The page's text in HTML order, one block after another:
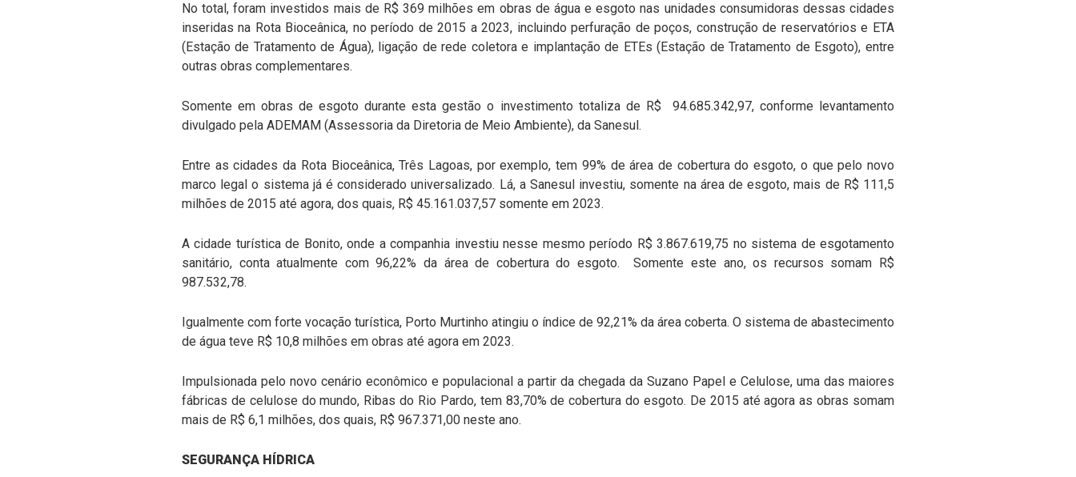
No total, foram investidos mais de R$ 369 milhões em obras de água e esgoto nas unidades consumidoras dessas cidades
inseridas na Rota Bioceânica, no período de 2015 a 2023, incluindo perfuração de poços, construção de reservatórios e ETA
(Estação de Tratamento de Água), ligação de rede coletora e implantação de ETEs (Estação de Tratamento de Esgoto), entre
outras obras complementares.
Somente em obras de esgoto durante esta gestão o investimento totaliza de R$ 94.685.342,97, conforme levantamento
divulgado pela ADEMAM (Assessoria da Diretoria de Meio Ambiente), da Sanesul.
Entre as cidades da Rota Bioceânica, Três Lagoas, por exemplo, tem 99% de área de cobertura do esgoto, o que pelo novo
marco legal o sistema já é considerado universalizado. Lá, a Sanesul investiu, somente na área de esgoto, mais de R$ 111,5
milhões de 2015 até agora, dos quais, R$ 45.161.037,57 somente em 2023.
A cidade turística de Bonito, onde a companhia investiu nesse mesmo período R$ 3.867.619,75 no sistema de esgotamento
sanitário, conta atualmente com 96,22% da área de cobertura do esgoto. Somente este ano, os recursos somam R$
987.532,78.
Igualmente com forte vocação turística, Porto Murtinho atingiu o índice de 92,21% da área coberta. O sistema de abastecimento
de água teve R$ 10,8 milhões em obras até agora em 2023.
Impulsionada pelo novo cenário econômico e populacional a partir da chegada da Suzano Papel e Celulose, uma das maiores
fábricas de celulose do mundo, Ribas do Rio Pardo, tem 83,70% de cobertura do esgoto. De 2015 até agora as obras somam
mais de R$ 6,1 milhões, dos quais, R$ 967.371,00 neste ano.
SEGURANÇA HÍDRICA